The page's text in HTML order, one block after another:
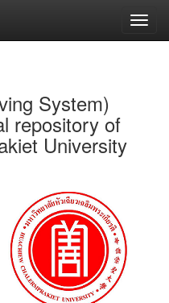
System)
repository of
University